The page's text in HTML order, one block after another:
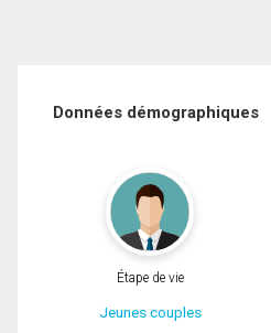
Données démographiques
Étape de vie
Jeunes couples